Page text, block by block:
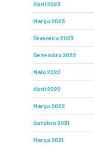
Abril 2023
Março 2023
Fevereiro 2023
Dezembro 2022
Maio 2022
Abril 2022
Março 2022
Outubro 2021
Março 2021